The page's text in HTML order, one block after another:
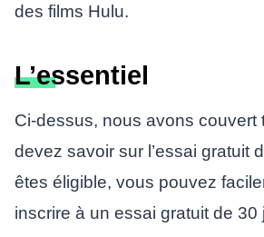
des films Hulu.
L’essentiel
Ci-dessus, nous avons couvert
devez savoir sur l’essai gratuit
êtes éligible, vous pouvez
inscrire à un essai gratuit de 30